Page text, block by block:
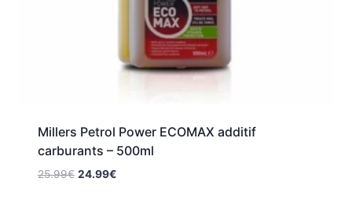
Millers Petrol Power ECOMAX additif
carburants – 500ml
25.99€ Le
24.99€Le